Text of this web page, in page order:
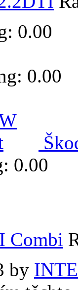
0.00
0.00
0.00
Combi
by